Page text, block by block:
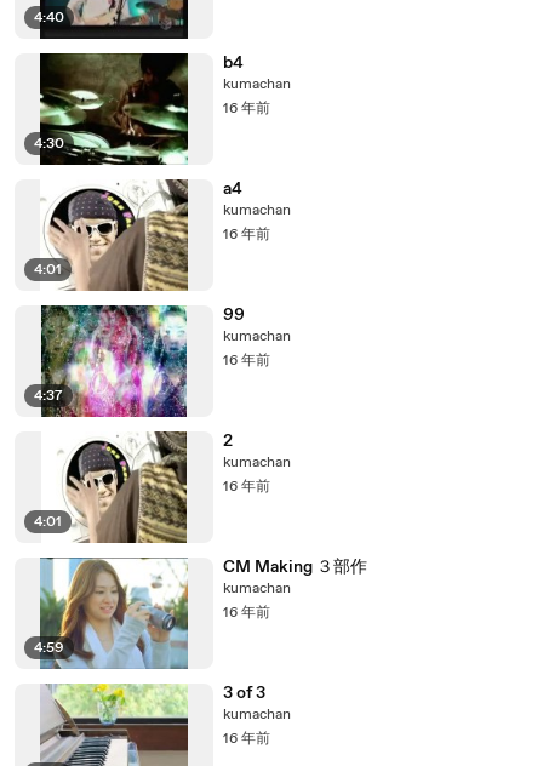
4:40
4:30
b4
kumachan
16 年前
4:01
a4
kumachan
16 年前
4:37
99
kumachan
16 年前
4:01
2
kumachan
16 年前
4:59
CM Making ３部作
kumachan
16 年前
3 of 3
kumachan
16 年前